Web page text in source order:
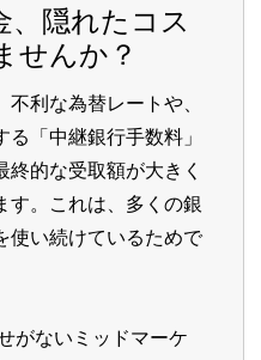
、隠れたコス
せんか？
利な為替レートや、
「中継銀行手数料」
的な受取額が大きく
す。これは、多くの銀
使い続けているためで
がないミッドマーケ